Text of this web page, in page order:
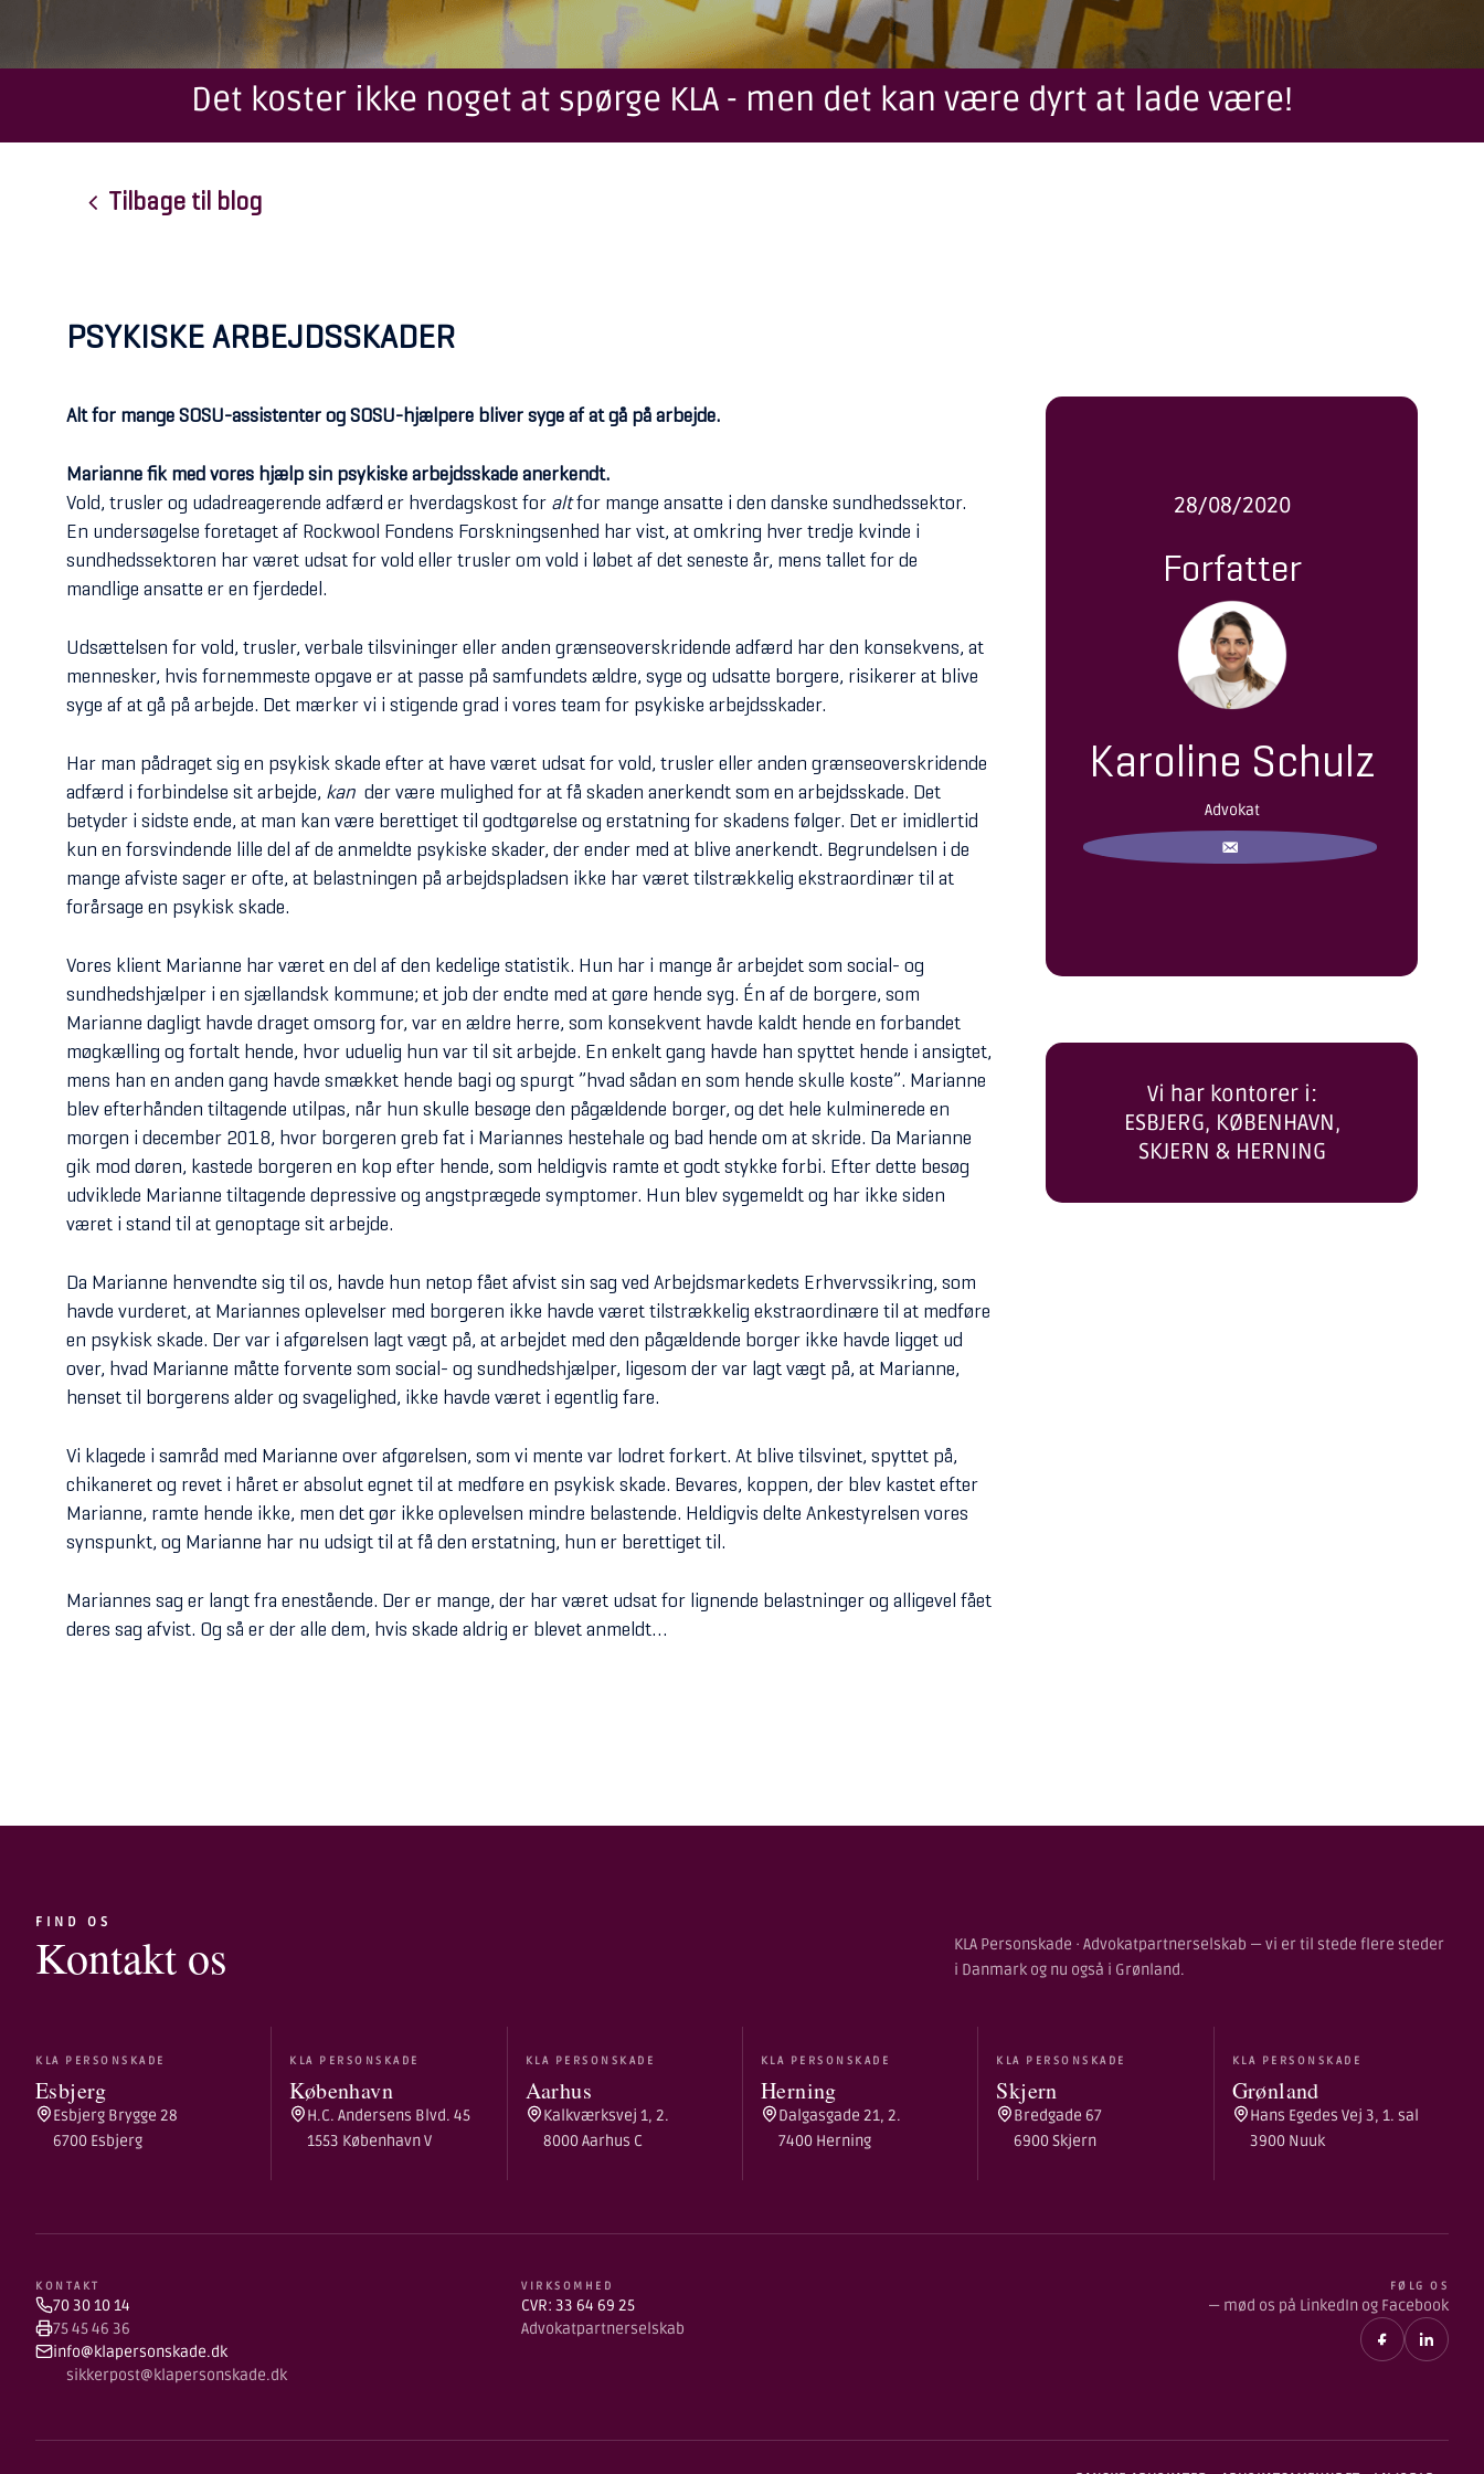
Det koster ikke noget at spørge KLA - men det kan være dyrt at lade være!
Tilbage til blog
PSYKISKE ARBEJDSSKADER
Alt for mange SOSU-assistenter og SOSU-hjælpere bliver syge af at gå på arbejde.
Marianne fik med vores hjælp sin psykiske arbejdsskade anerkendt.
Vold, trusler og udadreagerende adfærd er hverdagskost for altfor mange ansatte i den danske sundhedssektor.
En undersøgelse foretaget af Rockwool Fondens Forskningsenhed har vist, at omkring hver tredje kvinde i
sundhedssektoren har været udsat for vold eller trusler om vold i løbet af det seneste år, mens tallet for de
mandlige ansatte er en fjerdedel.
Udsættelsen for vold, trusler, verbale tilsvininger eller anden grænseoverskridende adfærd har den konsekvens, at
mennesker, hvis fornemmeste opgave er at passe på samfundets ældre, syge og udsatte borgere, risikerer at blive
syge af at gå på arbejde. Det mærker vi i stigende grad i vores team for psykiske arbejdsskader.
Har man pådraget sig en psykisk skade efter at have været udsat for vold, trusler eller anden grænseoverskridende
adfærd i forbindelse sit arbejde, kan der være mulighed for at få skaden anerkendt som en arbejdsskade. Det
betyder i sidste ende, at man kan være berettiget til godtgørelse og erstatning for skadens følger. Det er imidlertid
kun en forsvindende lille del af de anmeldte psykiske skader, der ender med at blive anerkendt. Begrundelsen i de
mange afviste sager er ofte, at belastningen på arbejdspladsen ikke har været tilstrækkelig ekstraordinær til at
forårsage en psykisk skade.
Vores klient Marianne har været en del af den kedelige statistik. Hun har i mange år arbejdet som social- og
sundhedshjælper i en sjællandsk kommune; et job der endte med at gøre hende syg. Én af de borgere, som
Marianne dagligt havde draget omsorg for, var en ældre herre, som konsekvent havde kaldt hende en forbandet
møgkælling og fortalt hende, hvor uduelig hun var til sit arbejde. En enkelt gang havde han spyttet hende i ansigtet,
mens han en anden gang havde smækket hende bagi og spurgt ”hvad sådan en som hende skulle koste”. Marianne
blev efterhånden tiltagende utilpas, når hun skulle besøge den pågældende borger, og det hele kulminerede en
morgen i december 2018, hvor borgeren greb fat i Mariannes hestehale og bad hende om at skride. Da Marianne
gik mod døren, kastede borgeren en kop efter hende, som heldigvis ramte et godt stykke forbi. Efter dette besøg
udviklede Marianne tiltagende depressive og angstprægede symptomer. Hun blev sygemeldt og har ikke siden
været i stand til at genoptage sit arbejde.
Da Marianne henvendte sig til os, havde hun netop fået afvist sin sag ved Arbejdsmarkedets Erhvervssikring, som
havde vurderet, at Mariannes oplevelser med borgeren ikke havde været tilstrækkelig ekstraordinære til at medføre
en psykisk skade. Der var i afgørelsen lagt vægt på, at arbejdet med den pågældende borger ikke havde ligget ud
over, hvad Marianne måtte forvente som social- og sundhedshjælper, ligesom der var lagt vægt på, at Marianne,
henset til borgerens alder og svagelighed, ikke havde været i egentlig fare.
Vi klagede i samråd med Marianne over afgørelsen, som vi mente var lodret forkert. At blive tilsvinet, spyttet på,
chikaneret og revet i håret er absolut egnet til at medføre en psykisk skade. Bevares, koppen, der blev kastet efter
Marianne, ramte hende ikke, men det gør ikke oplevelsen mindre belastende. Heldigvis delte Ankestyrelsen vores
synspunkt, og Marianne har nu udsigt til at få den erstatning, hun er berettiget til.
Mariannes sag er langt fra enestående. Der er mange, der har været udsat for lignende belastninger og alligevel fået
deres sag afvist. Og så er der alle dem, hvis skade aldrig er blevet anmeldt…
28/08/2020
Forfatter
Karoline Schulz
Advokat
Vi har kontorer i:
ESBJERG, KØBENHAVN,
SKJERN & HERNING
FIND OS
Kontakt os
KLA Personskade · Advokatpartnerselskab — vi er til stede flere steder
i Danmark og nu også i Grønland.
KLA PERSONSKADE
Esbjerg
Esbjerg Brygge 28
6700 Esbjerg
KLA PERSONSKADE
København
H.C. Andersens Blvd. 45
1553 København V
KLA PERSONSKADE
Aarhus
Kalkværksvej 1, 2.
8000 Aarhus C
KLA PERSONSKADE
Herning
Dalgasgade 21, 2.
7400 Herning
KLA PERSONSKADE
Skjern
Bredgade 67
6900 Skjern
KLA PERSONSKADE
Grønland
Hans Egedes Vej 3, 1. sal
3900 Nuuk
KONTAKT
70 30 10 14
75 45 46 36
info@klapersonskade.dk
sikkerpost@klapersonskade.dk
VIRKSOMHED
CVR: 33 64 69 25
Advokatpartnerselskab
FØLG OS
— mød os på LinkedIn og Facebook